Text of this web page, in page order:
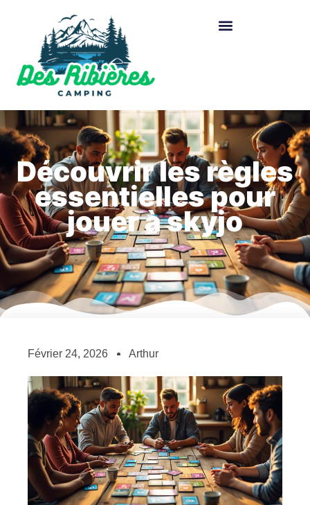
Découvrir les règles
essentielles pour
jouer à skyjo
Février 24, 2026 Arthur